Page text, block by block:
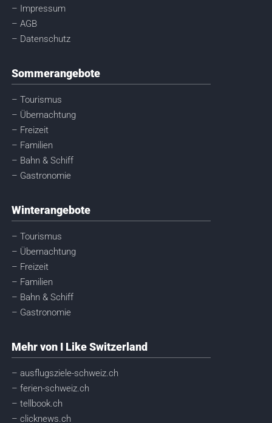
– Impressum
– AGB
– Datenschutz
Sommerangebote
– Tourismus
– Übernachtung
– Freizeit
– Familien
– Bahn & Schiff
– Gastronomie
Winterangebote
– Tourismus
– Übernachtung
– Freizeit
– Familien
– Bahn & Schiff
– Gastronomie
Mehr von I Like Switzerland
– ausflugsziele-schweiz.ch
– ferien-schweiz.ch
– tellbook.ch
– clicknews.ch